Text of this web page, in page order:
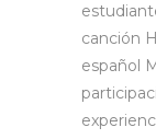
canción
español